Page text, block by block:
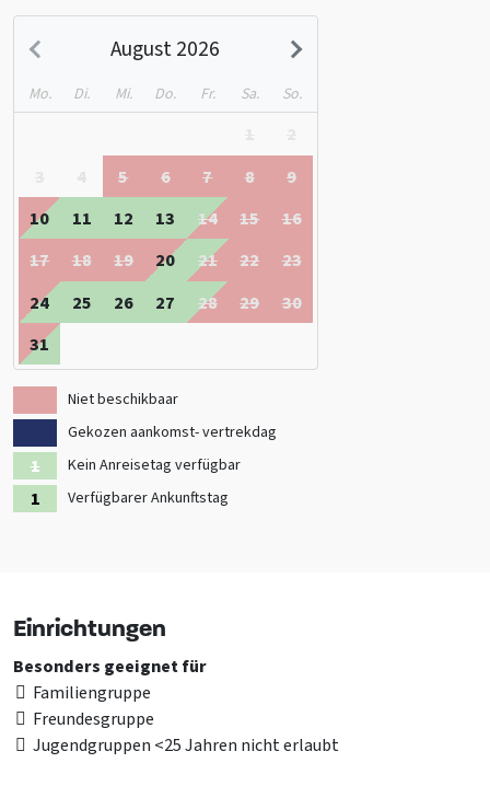
erreichen.
Möchten Sie ein Haus in Gelderland mieten? Schauen SIe sich auch
August 2026
Mo. Di. Mi. Do. Fr. Sa. So.
5 6 7 8
9
10
11 12 13 14 15
16
17
18 19 20 21 22
23
24
25 26 27 28 29
30
31
Niet beschikbaar
Gekozen aankomst- vertrekdag
Kein Anreisetag verfügbar
Verfügbarer Ankunftstag
Einrichtungen
Besonders geeignet für
Familiengruppe
Freundesgruppe
Jugendgruppen <25 Jahren nicht erlaubt